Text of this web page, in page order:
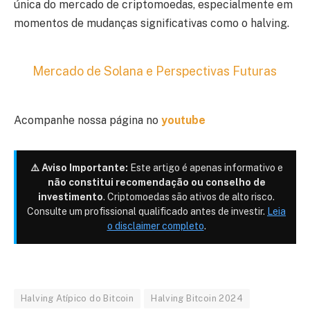
única do mercado de criptomoedas, especialmente em
momentos de mudanças significativas como o halving.
Mercado de Solana e Perspectivas Futuras
Acompanhe nossa página no youtube
⚠️ Aviso Importante: Este artigo é apenas informativo e
não constitui recomendação ou conselho de
investimento. Criptomoedas são ativos de alto risco.
Consulte um profissional qualificado antes de investir. Leia
o disclaimer completo.
Halving Atípico do Bitcoin Halving Bitcoin 2024